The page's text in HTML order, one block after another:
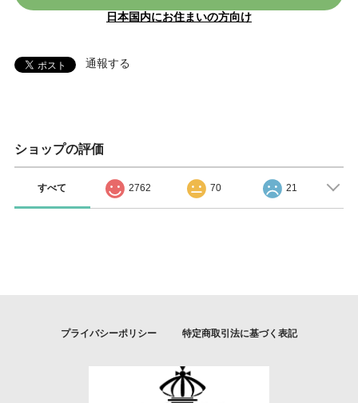
日本国内にお住まいの方向け
通報する
ショップの評価
すべて 2762 70 21
プライバシーポリシー 特定商取引法に基づく表記